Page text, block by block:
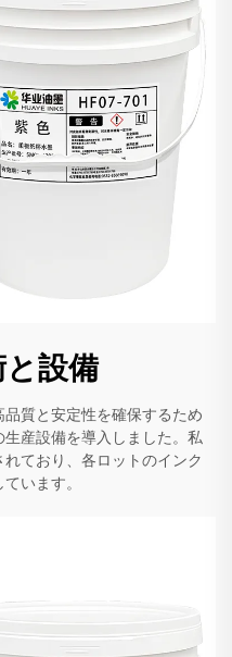
設備
質と安定性を確保するため
産設備を導入しました。私
ており、各ロットのインク
います。